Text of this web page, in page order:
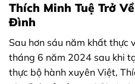
Thích Minh Tuệ Trở
Đình
Sau hơn sáu năm khất thực
tháng 6 năm 2024 sau khi
thực bộ hành xuyên Việt,